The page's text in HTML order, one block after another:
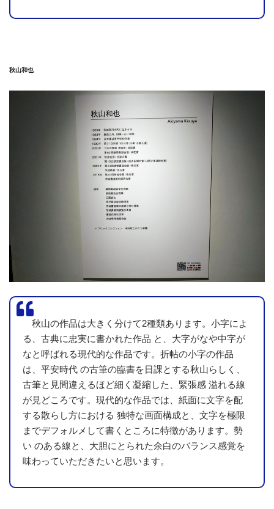
槐多の瀧 [村山槐多『槐多の歌へる』]
秋山和也
秋山の作品は大きく分けて2種類あります。小字によ
る、古典に忠実に書かれた作品 と、大字がなや中字が
なと呼ばれる現代的な作品です。折帖の小字の作品
は、平安時代 の古筆の臨書を日課とする秋山らしく、
古筆と見間違えるほど細く凝縮した、緊張感 溢れる線
が見どころです。現代的な作品では、紙面に文字を配
する散らし方における 独特な画面構成と、文字を極限
までデフォルメして書くところに特徴があります。勢
い のある線と、大胆にとられた余白のバランス感覚を
味わっていただきたいと思います。